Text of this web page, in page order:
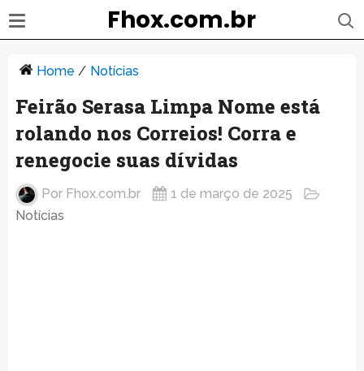
Fhox.com.br
Home / Notícias
Feirão Serasa Limpa Nome está
rolando nos Correios! Corra e
renegocie suas dívidas
Por Fhox.com.br
1 de março de 2025
Notícias